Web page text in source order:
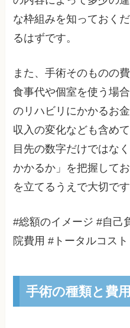
な枠組みを知っておく
るはずです。
また、手術そのものの
食事代や個室を使う場
のリハビリにかかるお
収入の変化なども含め
目先の数字だけではな
かかるか」を把握して
を立てるうえで大切です
#総額のイメージ #自己
院費用 #トータルコスト
手術の種類と費